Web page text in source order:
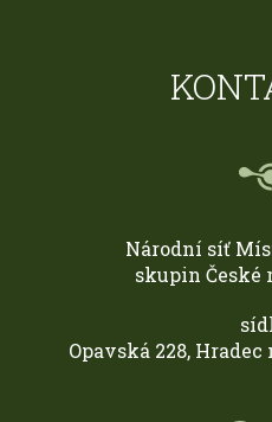
Národní síť
skupin České
Opavská 228,